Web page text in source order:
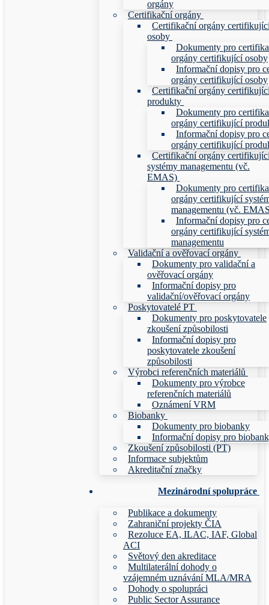
orgány
Certifikační orgány
Certifikační orgány
osoby
Dokumenty pro
orgány certifikující osoby
Informační dopisy pro
orgány certifikující osoby
Certifikační orgány
produkty
Dokumenty pro
orgány certifikující
Informační dopisy pro
orgány certifikující
Certifikační orgány
systémy managementu (vč.
EMAS)
Dokumenty pro
orgány certifikující
managementu (vč.
Informační dopisy pro
orgány certifikující
managementu
Validační a ověřovací orgány
Dokumenty pro validační a
ověřovací orgány
Informační dopisy pro
validační/ověřovací orgány
Poskytovatelé PT
Dokumenty pro poskytovatele
zkoušení způsobilosti
Informační dopisy pro
poskytovatele zkoušení
způsobilosti
Výrobci referenčních materiálů
Dokumenty pro výrobce
referenčních materiálů
Oznámení VRM
Biobanky
Dokumenty pro biobanky
Informační dopisy pro
Zkoušení způsobilosti (PT)
Informace subjektům
Akreditační značky
Mezinárodní spolupráce
Publikace a dokumenty
Zahraniční projekty ČIA
Rezoluce EA, ILAC, IAF, Global
ACI
Světový den akreditace
Multilaterální dohody o
vzájemném uznávání MLA/MRA
Dohody o spolupráci
Public Sector Assurance